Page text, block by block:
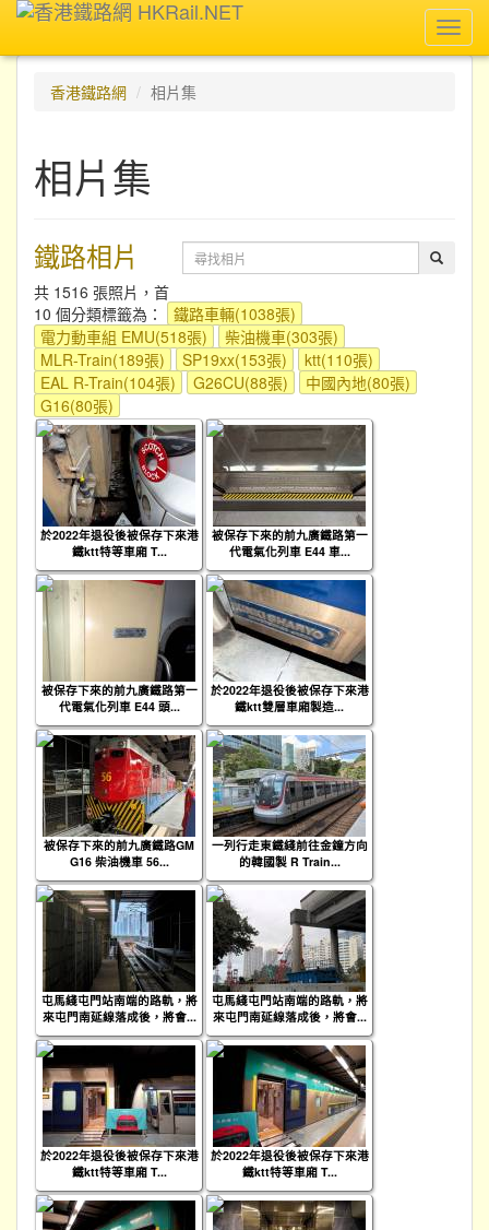
香港鐵路網
相片集
相片集
鐵路相片
共 1516 張照片，首
10 個分類標籤為：
鐵路車輛(1038張)
電力動車組 EMU(518張)
柴油機車(303張)
MLR-Train(189張)
SP19xx(153張)
ktt(110張)
EAL R-Train(104張)
G26CU(88張)
中國內地(80張)
G16(80張)
於2022年退役後被保存下來港
鐵ktt特等車廂 T...
被保存下來的前九廣鐵路第一
代電氣化列車 E44 車...
被保存下來的前九廣鐵路第一
代電氣化列車 E44 頭...
於2022年退役後被保存下來港
鐵ktt雙層車廂製造...
被保存下來的前九廣鐵路GM
G16 柴油機車 56...
一列行走東鐵綫前往金鐘方向
的韓國製 R Train...
屯馬綫屯門站南端的路軌，將
來屯門南延線落成後，將會...
屯馬綫屯門站南端的路軌，將
來屯門南延線落成後，將會...
於2022年退役後被保存下來港
鐵ktt特等車廂 T...
於2022年退役後被保存下來港
鐵ktt特等車廂 T...